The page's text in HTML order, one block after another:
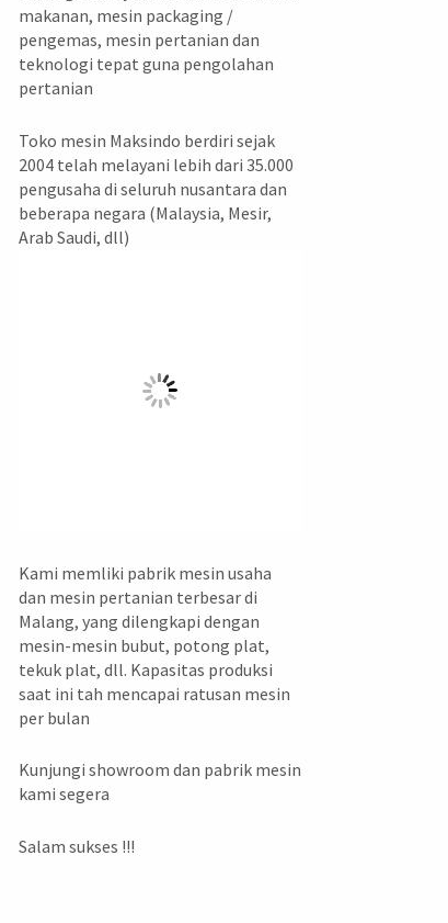
makanan, mesin packaging /
pengemas, mesin pertanian dan
teknologi tepat guna pengolahan
pertanian
Toko mesin Maksindo berdiri sejak
2004 telah melayani lebih dari 35.000
pengusaha di seluruh nusantara dan
beberapa negara (Malaysia, Mesir,
Arab Saudi, dll)
Kami memliki pabrik mesin usaha
dan mesin pertanian terbesar di
Malang, yang dilengkapi dengan
mesin-mesin bubut, potong plat,
tekuk plat, dll. Kapasitas produksi
saat ini tah mencapai ratusan mesin
per bulan
Kunjungi showroom dan pabrik mesin
kami segera
Salam sukses !!!